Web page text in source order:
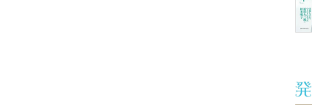
ト
型